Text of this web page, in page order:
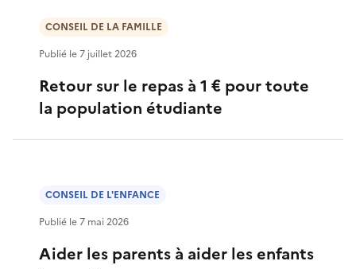
Retour sur le repas à 1 € pour toute
la population étudiante
CONSEIL DE LA FAMILLE
Publié le7 juillet 2026
Aider les parents à aider les enfants
CONSEIL DE L'ENFANCE
Publié le7 mai 2026